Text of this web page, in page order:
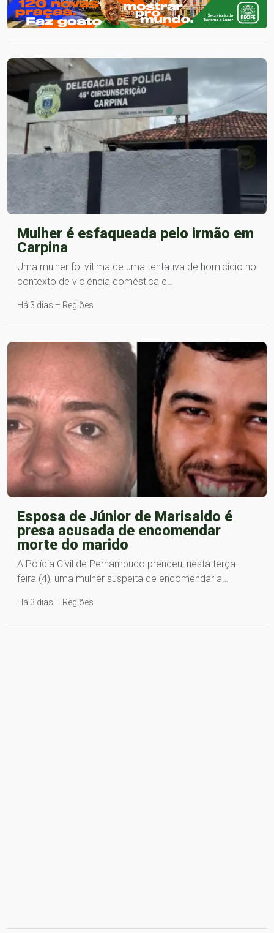
Mulher é esfaqueada pelo irmão em
Carpina
Uma mulher foi vítima de uma tentativa de homicídio no
contexto de violência doméstica e…
Há 3 dias – Regiões
Esposa de Júnior de Marisaldo é
presa acusada de encomendar
morte do marido
A Polícia Civil de Pernambuco prendeu, nesta terça-
feira (4), uma mulher suspeita de encomendar a…
Há 3 dias – Regiões